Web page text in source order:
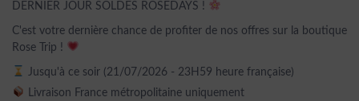
DERNIER JOUR SOLDES ROSEDAYS !
C'est votre dernière chance de profiter de nos offres sur la boutique
Rose Trip !
Jusqu'à ce soir (21/07/2026 - 23H59 heure française)
Livraison France métropolitaine uniquement